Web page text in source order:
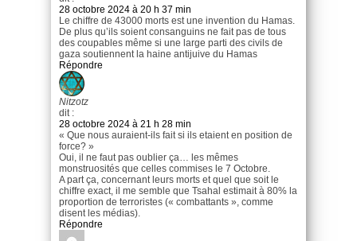
28 octobre 2024 à 20 h 37 min
Le chiffre de 43000 morts est une invention du Hamas.
De plus qu’ils soient consanguins ne fait pas de tous
des coupables même si une large parti des civils de
gaza soutiennent la haine antijuive du Hamas
Répondre
Nitzotz
dit :
28 octobre 2024 à 21 h 28 min
« Que nous auraient-ils fait si ils etaient en position de
force? »
Oui, il ne faut pas oublier ça… les mêmes
monstruosités que celles commises le 7 Octobre.
A part ça, concernant leurs morts et quel que soit le
chiffre exact, il me semble que Tsahal estimait à 80% la
proportion de terroristes (« combattants », comme
disent les médias).
Répondre